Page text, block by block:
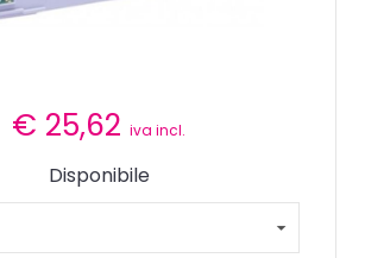
€ 25,62 iva incl.
Disponibile